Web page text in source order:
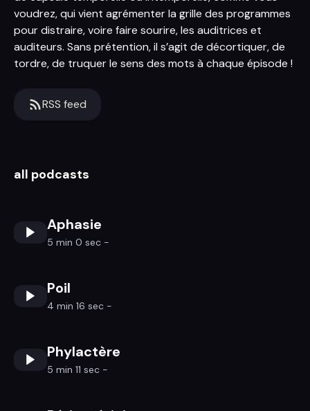
voudrez, qui vient agrémenter la grille des programmes
pour distraire, voire faire sourire, les auditrices et
auditeurs. Sans prétention, il s’agit de décortiquer, de
tordre, de truquer le sens des mots à chaque épisode !
RSS feed
all podcasts
Aphasie
5 min 0 sec -
Poil
4 min 16 sec -
Phylactère
5 min 11 sec -